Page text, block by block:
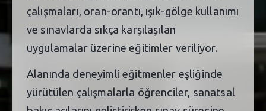
çalışmaları, oran-orantı, ışık-gölge kullanımı
ve sınavlarda sıkça karşılaşılan
uygulamalar üzerine eğitimler veriliyor.
Alanında deneyimli eğitmenler eşliğinde
yürütülen çalışmalarla öğrenciler, sanatsal